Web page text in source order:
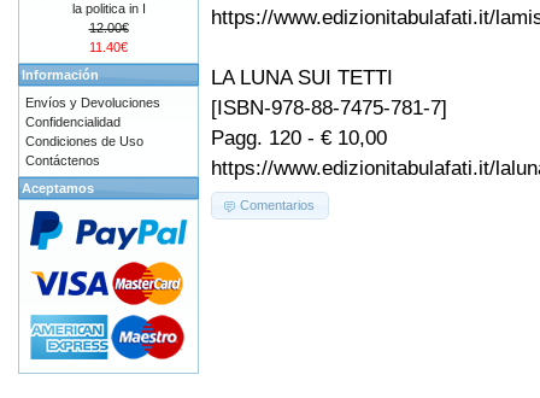
https://www.edizionitabulafati.it/
LA LUNA SUI TETTI
[ISBN-978-88-7475-781-7]
Pagg. 120 - € 10,00
https://www.edizionitabulafati.it/
Comentarios
la politica in I
12.00€
11.40€
Información
Envíos y Devoluciones
Confidencialidad
Condiciones de Uso
Contáctenos
Aceptamos